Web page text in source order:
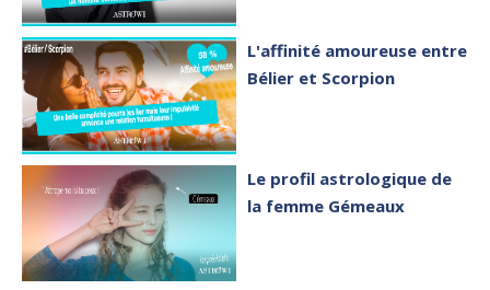
L'affinité amoureuse entre
Bélier et Scorpion
Le profil astrologique de
la femme Gémeaux